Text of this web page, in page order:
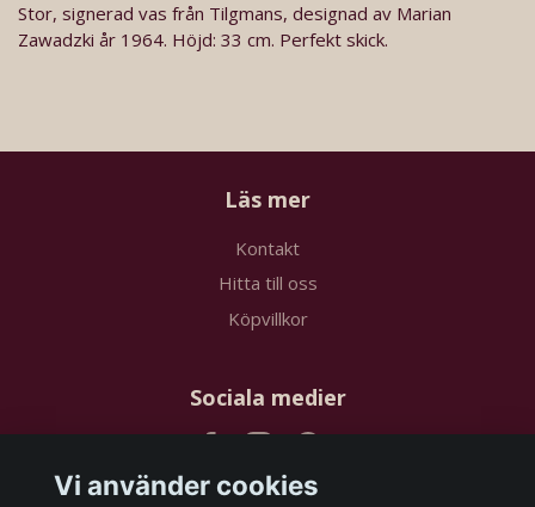
Stor, signerad vas från Tilgmans, designad av Marian
Zawadzki år 1964. Höjd: 33 cm. Perfekt skick.
Läs mer
Kontakt
Hitta till oss
Köpvillkor
Sociala medier
Vi använder cookies